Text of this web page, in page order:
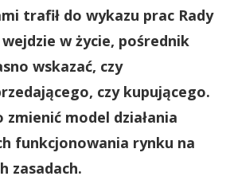
trafił do wykazu prac Rady
w życie, pośrednik
wskazać, czy
czy kupującego.
zmienić model działania
funkcjonowania rynku na
zasadach.